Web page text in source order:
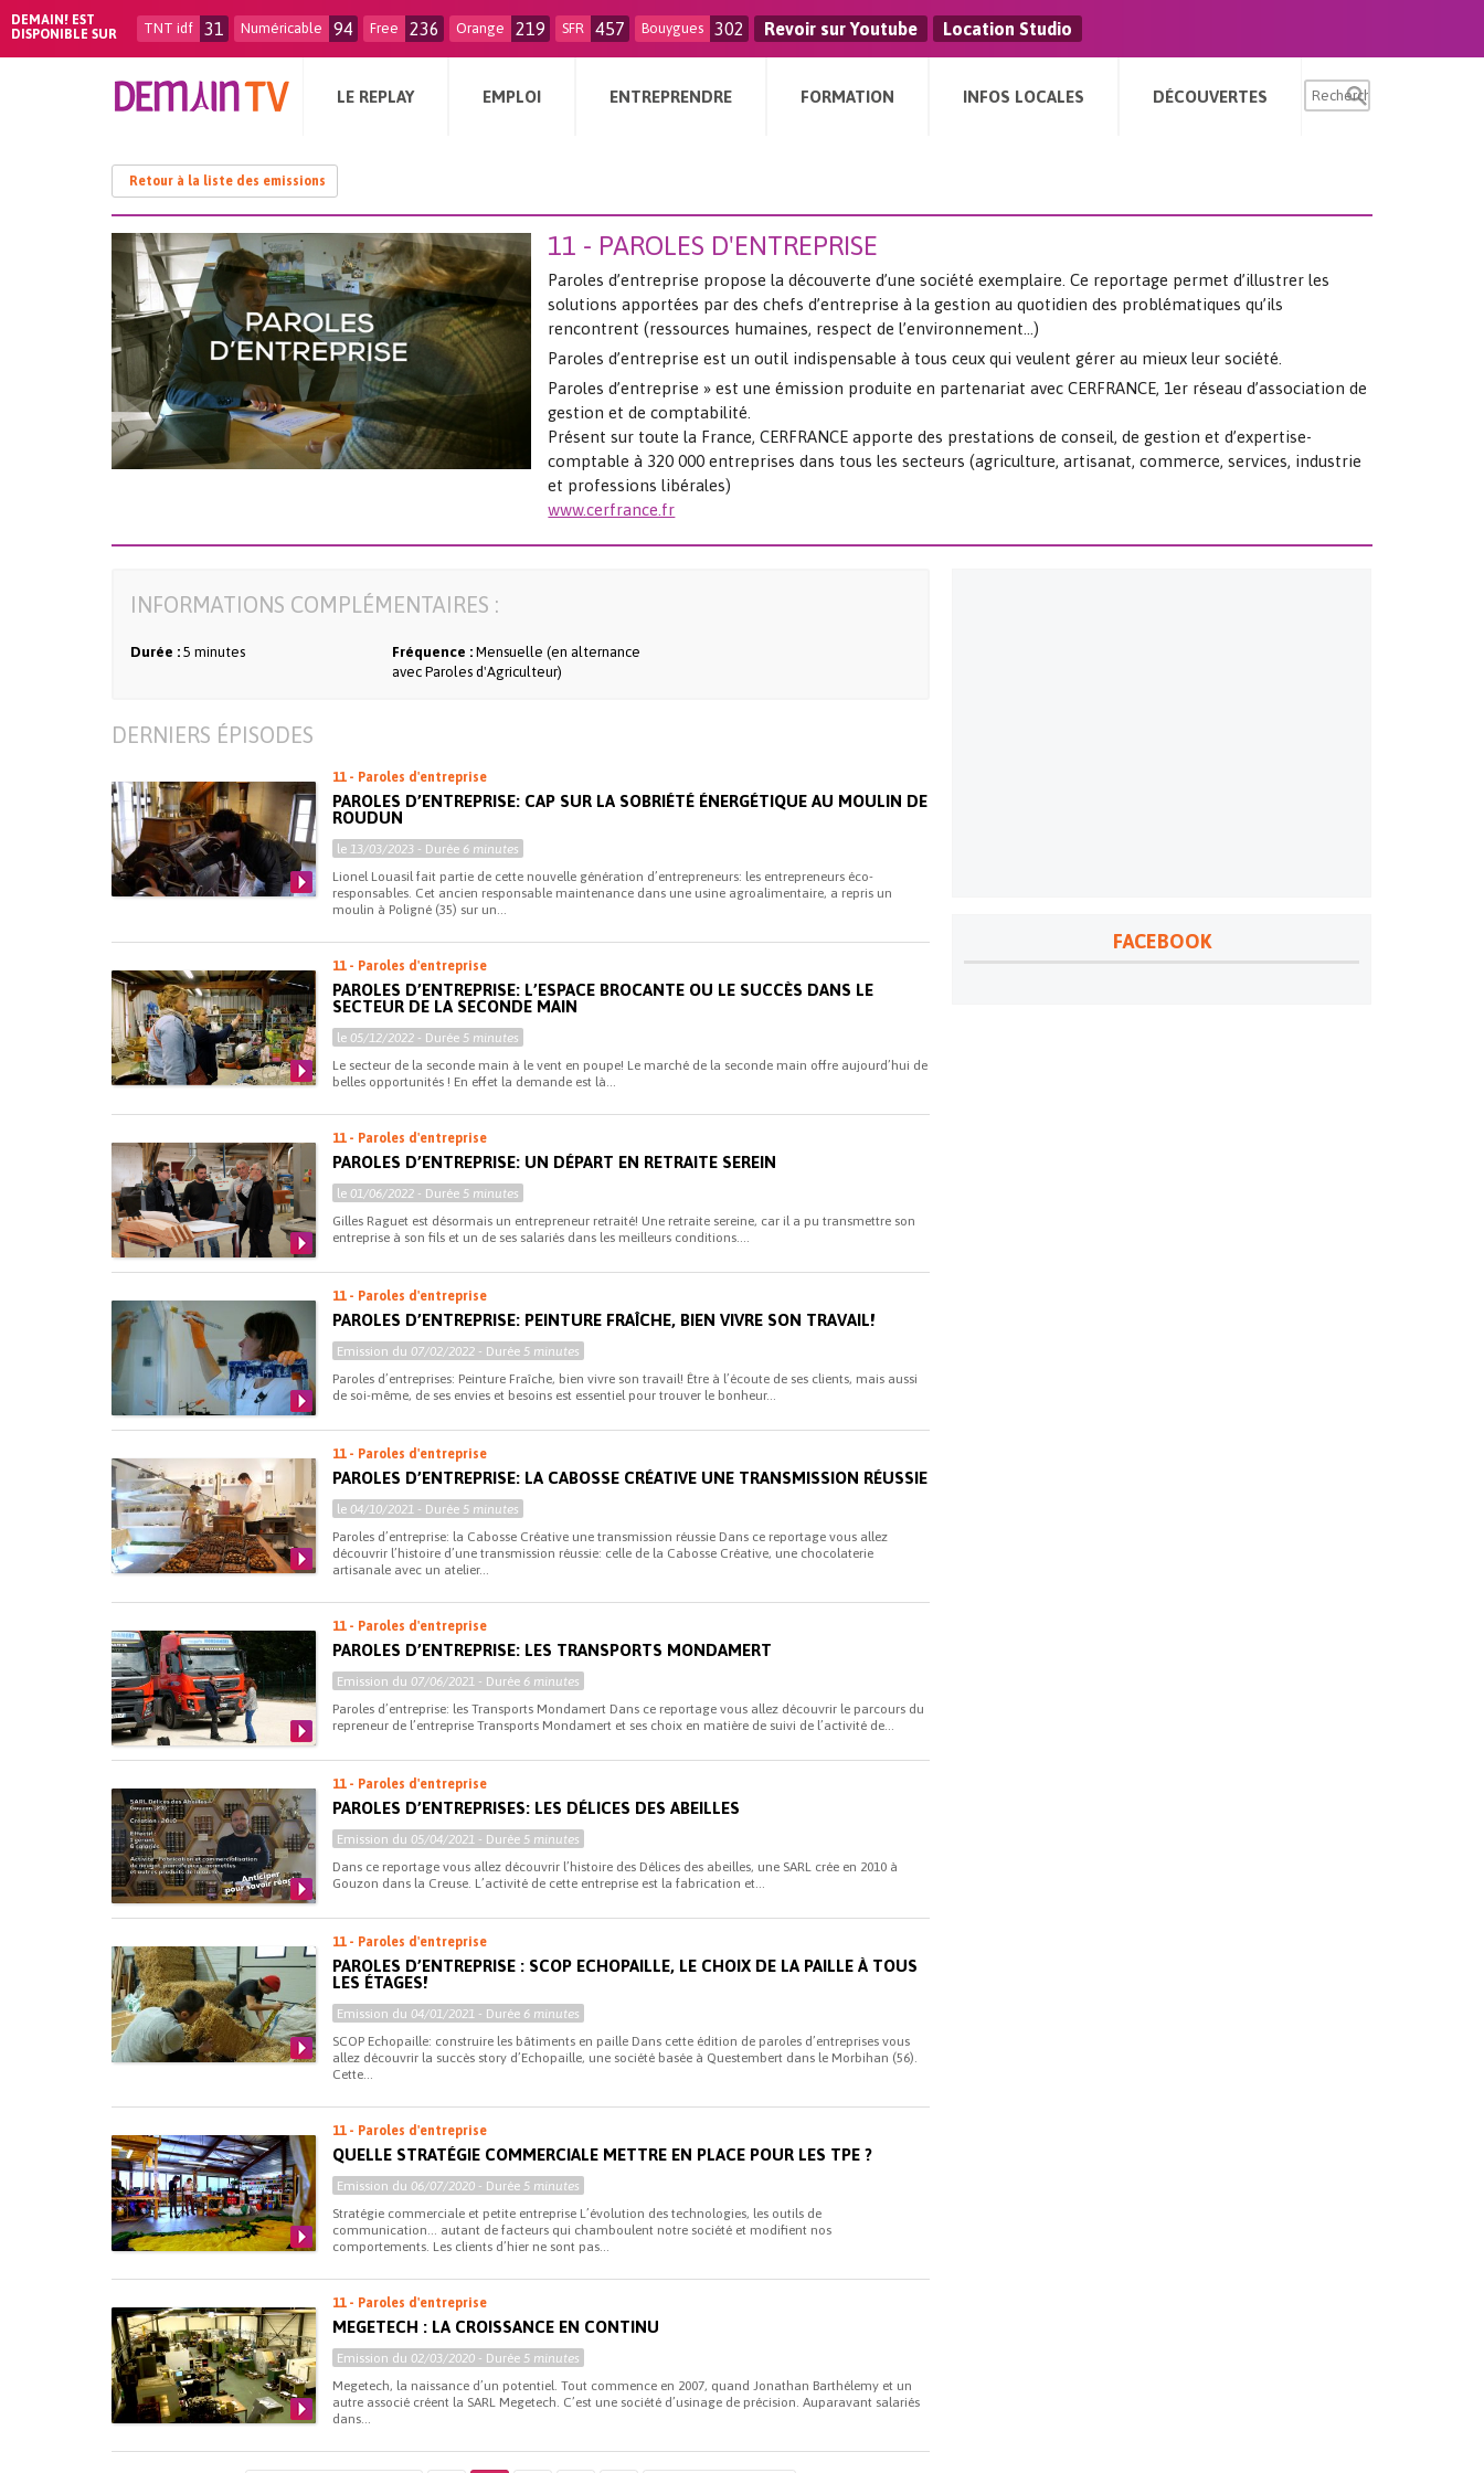
DEMAIN! EST
DISPONIBLE SUR
TNT idf 31 Numéricable 94 Free 236 Orange 219 SFR 457 Bouygues 302 Revoir sur Youtube Location Studio
LE REPLAY EMPLOI ENTREPRENDRE FORMATION INFOS LOCALES DÉCOUVERTES
Retour à la liste des emissions
11 - PAROLES D'ENTREPRISE
Paroles d’entreprise propose la découverte d’une société exemplaire. Ce reportage permet d’illustrer les
solutions apportées par des chefs d’entreprise à la gestion au quotidien des problématiques qu’ils
rencontrent (ressources humaines, respect de l’environnement…)
Paroles d’entreprise est un outil indispensable à tous ceux qui veulent gérer au mieux leur société.
Paroles d’entreprise » est une émission produite en partenariat avec CERFRANCE, 1er réseau d’association de
gestion et de comptabilité.
Présent sur toute la France, CERFRANCE apporte des prestations de conseil, de gestion et d’expertise-
comptable à 320 000 entreprises dans tous les secteurs (agriculture, artisanat, commerce, services, industrie
et professions libérales)
www.cerfrance.fr
INFORMATIONS COMPLÉMENTAIRES :
Durée : 5 minutes Fréquence :Mensuelle (en alternance
avec Paroles d'Agriculteur)
DERNIERS ÉPISODES
11 - Paroles d'entreprise
PAROLES D’ENTREPRISE: CAP SUR LA SOBRIÉTÉ ÉNERGÉTIQUE AU MOULIN DE
ROUDUN
le13/03/2023 - Durée 6 minutes
Lionel Louasil fait partie de cette nouvelle génération d’entrepreneurs: les entrepreneurs éco-
responsables. Cet ancien responsable maintenance dans une usine agroalimentaire, a repris un
moulin à Poligné (35) sur un...
11 - Paroles d'entreprise
PAROLES D’ENTREPRISE: L’ESPACE BROCANTE OU LE SUCCÈS DANS LE
SECTEUR DE LA SECONDE MAIN
le 05/12/2022 - Durée 5 minutes
Le secteur de la seconde main à le vent en poupe! Le marché de la seconde main offre aujourd’hui de
belles opportunités ! En effet la demande est là...
11 - Paroles d'entreprise
PAROLES D’ENTREPRISE: UN DÉPART EN RETRAITE SEREIN
le 01/06/2022 - Durée 5 minutes
Gilles Raguet est désormais un entrepreneur retraité! Une retraite sereine, car il a pu transmettre son
entreprise à son fils et un de ses salariés dans les meilleurs conditions....
11 - Paroles d'entreprise
PAROLES D’ENTREPRISE: PEINTURE FRAÎCHE, BIEN VIVRE SON TRAVAIL!
Emission du 07/02/2022 - Durée 5 minutes
Paroles d’entreprises: Peinture Fraîche, bien vivre son travail! Être à l’écoute de ses clients, mais aussi
de soi-même, de ses envies et besoins est essentiel pour trouver le bonheur...
11 - Paroles d'entreprise
PAROLES D’ENTREPRISE: LA CABOSSE CRÉATIVE UNE TRANSMISSION RÉUSSIE
le 04/10/2021 - Durée 5 minutes
Paroles d’entreprise: la Cabosse Créative une transmission réussie Dans ce reportage vous allez
découvrir l’histoire d’une transmission réussie: celle de la Cabosse Créative, une chocolaterie
artisanale avec un atelier...
11 - Paroles d'entreprise
PAROLES D’ENTREPRISE: LES TRANSPORTS MONDAMERT
Emission du 07/06/2021 - Durée 6 minutes
Paroles d’entreprise: les Transports Mondamert Dans ce reportage vous allez découvrir le parcours du
repreneur de l’entreprise Transports Mondamert et ses choix en matière de suivi de l’activité de...
11 - Paroles d'entreprise
PAROLES D’ENTREPRISES: LES DÉLICES DES ABEILLES
Emission du 05/04/2021 - Durée 5 minutes
Dans ce reportage vous allez découvrir l’histoire des Délices des abeilles, une SARL crée en 2010 à
Gouzon dans la Creuse. L’activité de cette entreprise est la fabrication et...
11 - Paroles d'entreprise
PAROLES D’ENTREPRISE : SCOP ECHOPAILLE, LE CHOIX DE LA PAILLE À TOUS
LES ÉTAGES!
Emission du 04/01/2021 - Durée 6 minutes
SCOP Echopaille: construire les bâtiments en paille Dans cette édition de paroles d’entreprises vous
allez découvrir la succès story d’Echopaille, une société basée à Questembert dans le Morbihan (56).
Cette...
11 - Paroles d'entreprise
QUELLE STRATÉGIE COMMERCIALE METTRE EN PLACE POUR LES TPE ?
Emission du 06/07/2020 - Durée 5 minutes
Stratégie commerciale et petite entreprise L’évolution des technologies, les outils de
communication… autant de facteurs qui chamboulent notre société et modifient nos
comportements. Les clients d’hier ne sont pas...
11 - Paroles d'entreprise
MEGETECH : LA CROISSANCE EN CONTINU
Emission du 02/03/2020 - Durée 5 minutes
Megetech, la naissance d’un potentiel. Tout commence en 2007, quand Jonathan Barthélemy et un
autre associé créent la SARL Megetech. C’est une société d’usinage de précision. Auparavant salariés
dans...
FACEBOOK